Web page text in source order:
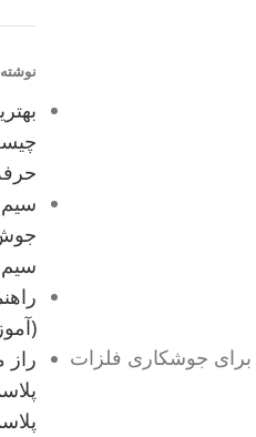
برای جوشکاری فلزات
راز